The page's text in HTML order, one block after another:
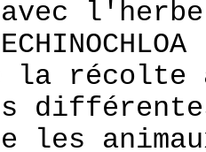
l'herbe
la récolte
les